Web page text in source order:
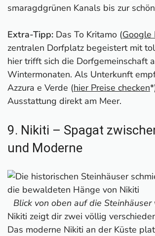
smaragdgrünen Kanals bis zur
Extra-Tipp: Das To Kritamo (Google
zentralen Dorfplatz begeistert mit
hier trifft sich die Dorfgemeinschaft
Wintermonaten. Als Unterkunft
Azzura e Verde (hier Preise checken
Ausstattung direkt am Meer.
9. Nikiti – Spagat
und Moderne
Blick von oben auf die
Nikiti zeigt dir zwei völlig
Das moderne Nikiti an der Küste